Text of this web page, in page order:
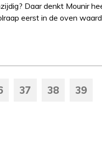
Daar denkt Mounir
eerst in de oven
37 38 39